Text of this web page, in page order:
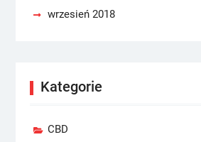
wrzesień 2018
Kategorie
CBD